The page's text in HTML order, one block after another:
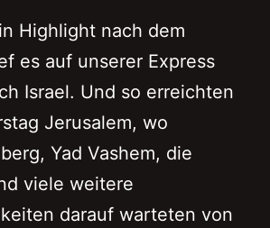
Highlight nach dem
es auf unserer Express
Israel. Und so erreichten
Jerusalem, wo
Yad Vashem, die
viele weitere
darauf warteten von